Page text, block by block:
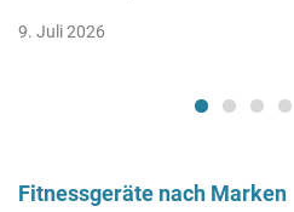
9. Juli 2026
Fitnessgeräte nach Marken